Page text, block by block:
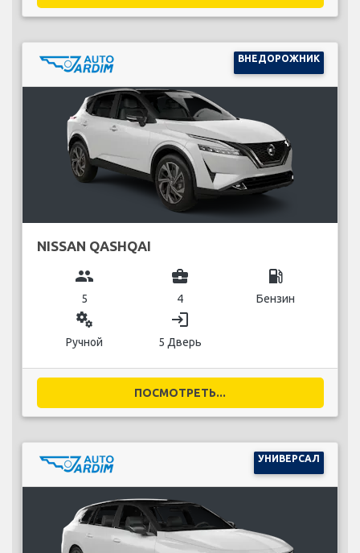
ВНЕДОРОЖНИК
NISSAN QASHQAI
group
5
business_center
4
local_gas_station
Бензин
miscellaneous_services
Ручной
login
5 Дверь
ПОСМОТРЕТЬ...
УНИВЕРСАЛ